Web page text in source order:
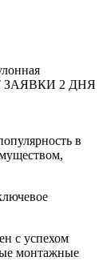
ЗАЯВКИ 2 ДНЯ
в
с успехом
монтажные